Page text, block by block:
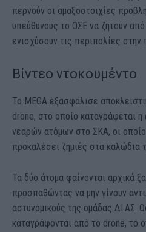
περνούν οι αμαξοστοιχίες
υπεύθυνους το ΟΣΕ να ζητούν
ενισχύσουν τις περιπολίες στην
Βίντεο ντοκουμέντο
To MEGA εξασφάλισε
drone, στο οποίο καταγράφεται
νεαρών ατόμων στο ΣΚΑ, οι
προκαλέσει ζημιές στα καλώδια
Τα δύο άτομα φαίνονται αρχικά
προσπαθώντας να μην γίνουν
αστυνομικούς της ομάδας ΔΙ.ΑΣ.
καταγράφονται από το drone, το